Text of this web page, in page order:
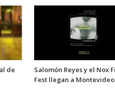
de
Salomón Reyes y el Nox
Fest llegan a Montevideo